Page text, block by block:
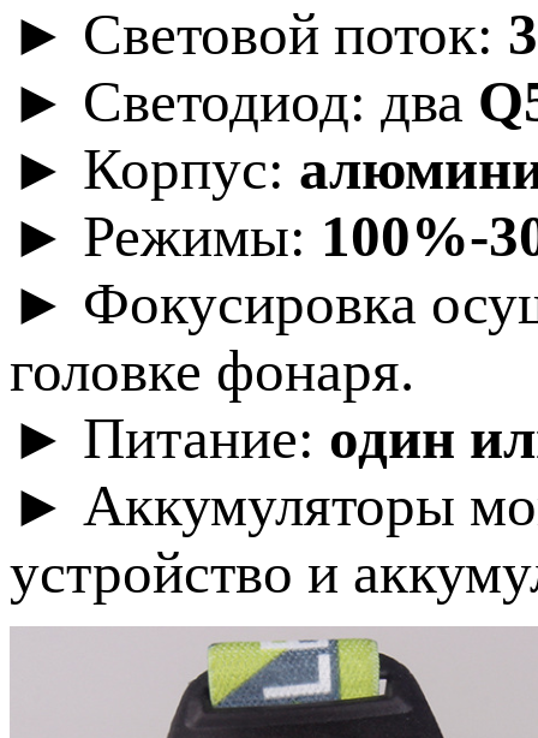
► Световой поток:
► Светодиод: два
► Корпус:
► Режимы: 100%-
► Фокусировка
головке фонаря.
► Питание: один
► Аккумуляторы
устройство и